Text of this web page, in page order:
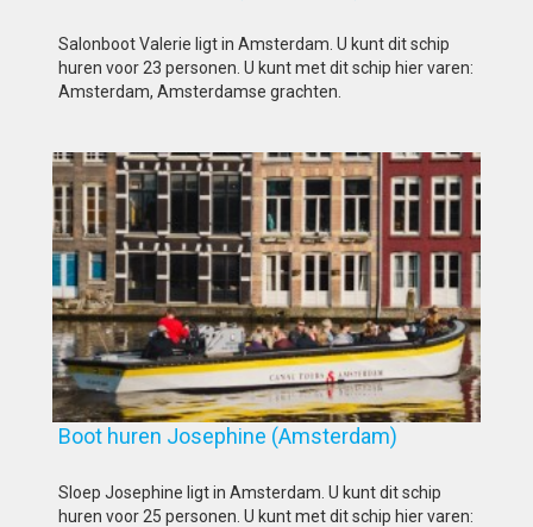
Salonboot Valerie ligt in Amsterdam. U kunt dit schip
huren voor 23 personen. U kunt met dit schip hier varen:
Amsterdam, Amsterdamse grachten.
Boot huren Josephine (Amsterdam)
Sloep Josephine ligt in Amsterdam. U kunt dit schip
huren voor 25 personen. U kunt met dit schip hier varen: